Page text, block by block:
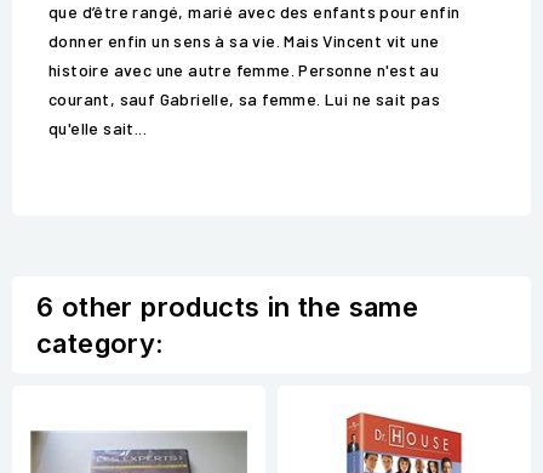
que d’être rangé, marié avec des enfants pour enfin
donner enfin un sens à sa vie. Mais Vincent vit une
histoire avec une autre femme. Personne n'est au
courant, sauf Gabrielle, sa femme. Lui ne sait pas
qu'elle sait...
6 other products in the same
category: